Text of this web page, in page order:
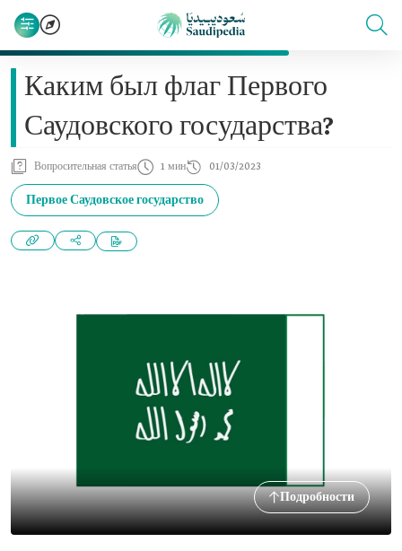
Каким был флаг Первого
Саудовского государства?
Вопросительная статья 1 мин 01/03/2023
Первое Саудовское государство
Подробности